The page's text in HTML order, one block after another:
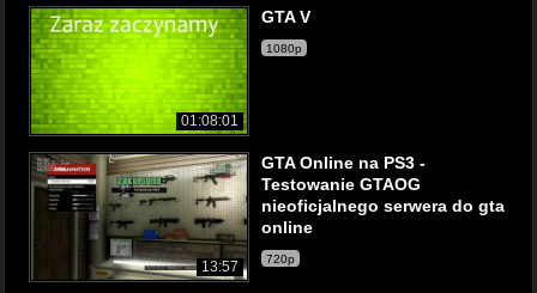
01:08:01
GTA V
1080p
13:57
GTA Online na PS3 -
Testowanie GTAOG
nieoficjalnego serwera do gta
online
720p